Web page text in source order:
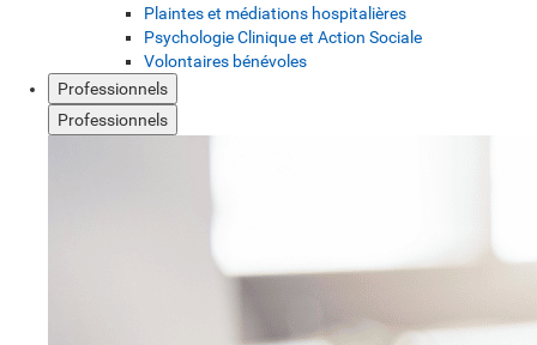
Plaintes et médiations hospitalières
Psychologie Clinique et Action Sociale
Volontaires bénévoles
Professionnels
Professionnels